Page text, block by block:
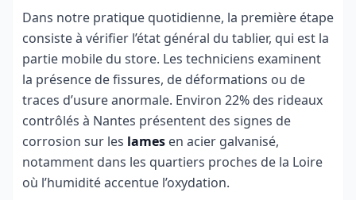
Dans notre pratique quotidienne, la première étape
consiste à vérifier l’état général du tablier, qui est la
partie mobile du store. Les techniciens examinent
la présence de fissures, de déformations ou de
traces d’usure anormale. Environ 22% des rideaux
contrôlés à Nantes présentent des signes de
corrosion sur les lames en acier galvanisé,
notamment dans les quartiers proches de la Loire
où l’humidité accentue l’oxydation.